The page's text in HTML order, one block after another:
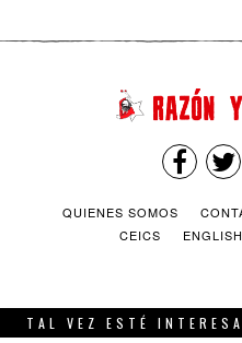
QUIENES SOMOS
CEICS
ENGLISH
TAL VEZ ESTÉ